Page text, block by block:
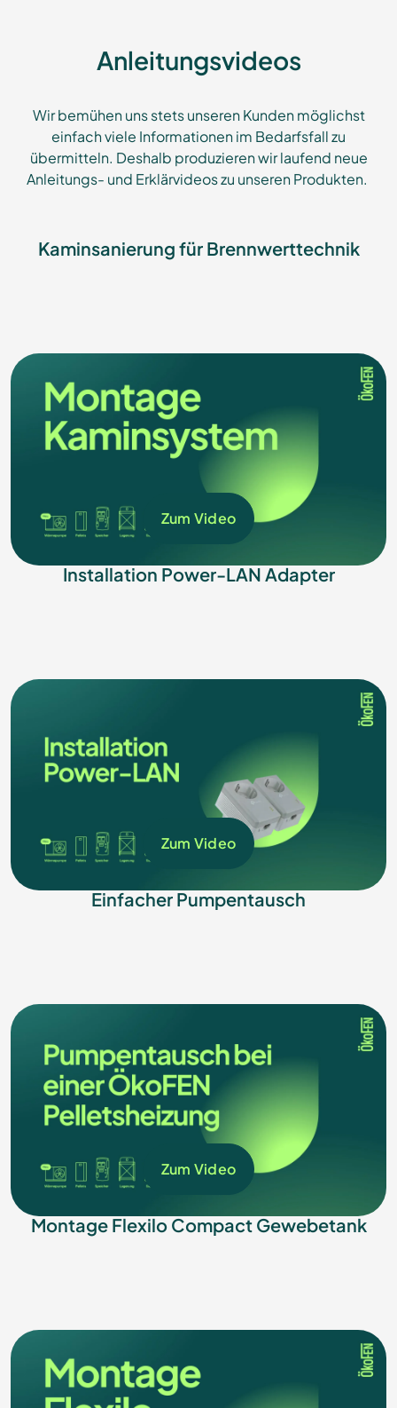
Anleitungsvideos
Wir bemühen uns stets unseren Kunden möglichst
einfach viele Informationen im Bedarfsfall zu
übermitteln. Deshalb produzieren wir laufend neue
Anleitungs- und Erklärvideos zu unseren Produkten.
Kaminsanierung für Brennwerttechnik
Zum Video
Installation Power-LAN Adapter
Zum Video
Einfacher Pumpentausch
Zum Video
Montage Flexilo Compact Gewebetank